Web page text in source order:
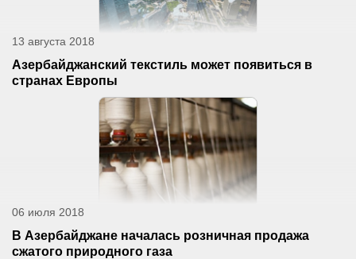
13 августа 2018
Азербайджанский текстиль может появиться в
странах Европы
06 июля 2018
В Азербайджане началась розничная продажа
сжатого природного газа